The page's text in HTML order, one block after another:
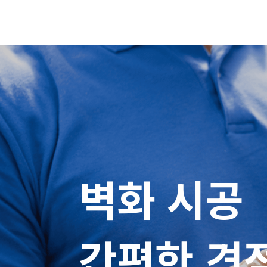
벽화 시공